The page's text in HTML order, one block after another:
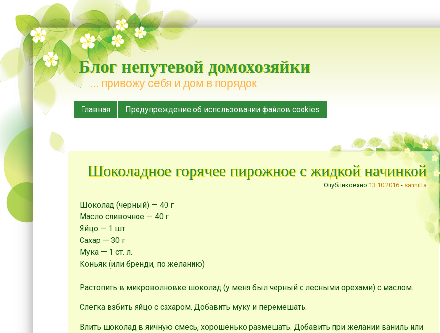
Блог непутевой домохозяйки
… привожу себя и дом в порядок
Меню
Наверх
Главная Предупреждение об использовании файлов cookies
Шоколадное горячее пирожное с жидкой начинкой
Опубликовано 13.10.2016 - sannitta
Шоколад (черный) — 40 г
Масло сливочное — 40 г
Яйцо — 1 шт
Сахар — 30 г
Мукa — 1 ст. л.
Коньяк (или бренди, по желанию)
Растопить в микроволновке шоколад (у меня был черный с лесными орехами) с маслом.
Слегка взбить яйцо с сахаром. Добавить муку и перемешать.
Влить шоколад в яичную смесь, хорошенько размешать. Добавить при желании ваниль или